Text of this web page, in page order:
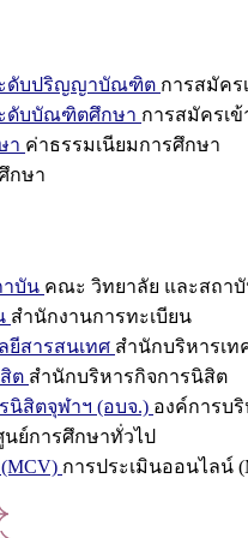
ะดับปริญญาบัณฑิต การสมัค
ดับบัณฑิตศึกษา การสมัครเ
า ค่าธรรมเนียมการศึกษา
กษา
าบัน คณะ วิทยาลัย และสถา
สำนักงานการทะเบียน
ยีสารสนเทศ สำนักบริหารเท
ต สำนักบริหารกิจการนิสิต
นิสิตจุฬาฯ (อบจ.) องค์การบ
นย์การศึกษาทั่วไป
การประเมินออนไลน์